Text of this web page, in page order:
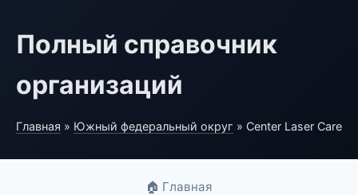
Полный справочник
организаций
Главная » Южный федеральный округ » Center Laser Care
🏠 Главная